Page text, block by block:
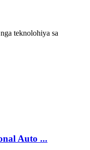
teknolohiya sa
Auto ...